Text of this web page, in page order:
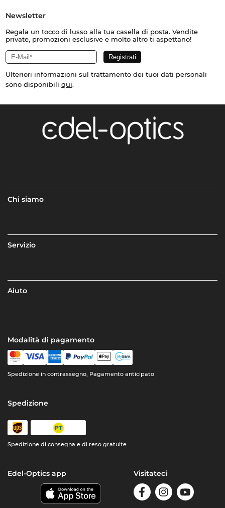
Newsletter
Regala un tocco di lusso alla tua casella di posta. Vendite
private, promozioni esclusive e molto altro ti aspettano!
Ulteriori informazioni sul trattamento dei tuoi dati personali
sono disponibili qui.
Chi siamo
Servizio
Aiuto
Modalità di pagamento
Spedizione in contrassegno, Pagamento anticipato
Spedizione
Spedizione di consegna e di reso gratuite
Edel-Optics app Visitateci